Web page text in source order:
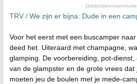
TRV / We zijn er bijna: Dude in een
Voor het eerst met een buscamper
deed het. Uiteraard met champagne,
glamping. De voorbereiding, pot-dienst,
van de glampster en de grote vrees dat
moeten jeu de boulen met je mede-